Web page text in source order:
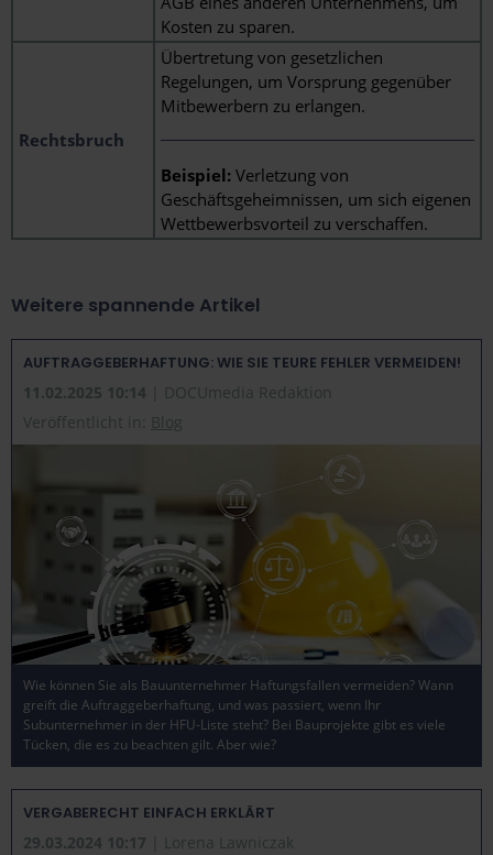
Kosten zu sparen.
Rechtsbruch
Übertretung von gesetzlichen
Regelungen, um Vorsprung gegenüber
Mitbewerbern zu erlangen.
Beispiel: Verletzung von
Geschäftsgeheimnissen, um sich eigenen
Wettbewerbsvorteil zu verschaffen.
Weitere spannende Artikel
AUFTRAGGEBERHAFTUNG: WIE SIE TEURE FEHLER VERMEIDEN!
11.02.2025 10:14
| DOCUmedia Redaktion
Veröffentlicht in:
Blog
Wie können Sie als Bauunternehmer Haftungsfallen vermeiden? Wann
greift die Auftraggeberhaftung, und was passiert, wenn Ihr
Subunternehmer in der HFU-Liste steht? Bei Bauprojekte gibt es viele
Tücken, die es zu beachten gilt. Aber wie?
VERGABERECHT EINFACH ERKLÄRT
29.03.2024 10:17
| Lorena Lawniczak